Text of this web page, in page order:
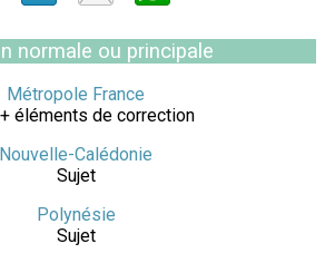
normale ou principale
Métropole France
éléments de correction
Nouvelle-Calédonie
Sujet
Polynésie
Sujet